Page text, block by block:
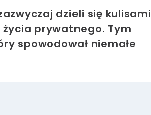
dzieli się kulisami
prywatnego. Tym
spowodował niemałe